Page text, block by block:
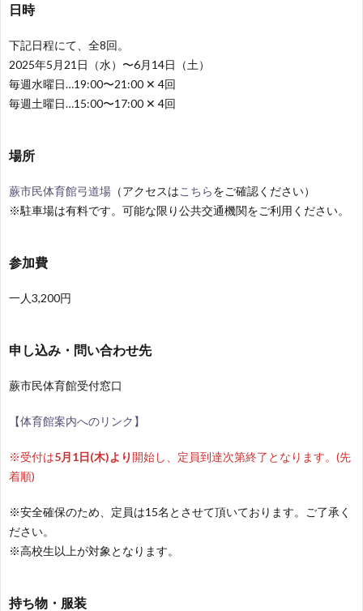
日時
下記日程にて、全8回。
2025年5月21日（水）〜6月14日（土）
毎週水曜日…19:00〜21:00 ✕ 4回
毎週土曜日…15:00〜17:00 ✕ 4回
場所
蕨市民体育館弓道場 （アクセスはこちらをご確認ください）
※駐車場は有料です。可能な限り公共交通機関をご利用ください。
参加費
一人3,200円
申し込み・問い合わせ先
蕨市民体育館受付窓口
【体育館案内へのリンク】
※受付は5月1日(木)より 開始し、定員到達次第終了となります。(先
着順)
※安全確保のため、定員は15名とさせて頂いております。ご了承く
ださい。
※高校生以上が対象となります。
持ち物・服装